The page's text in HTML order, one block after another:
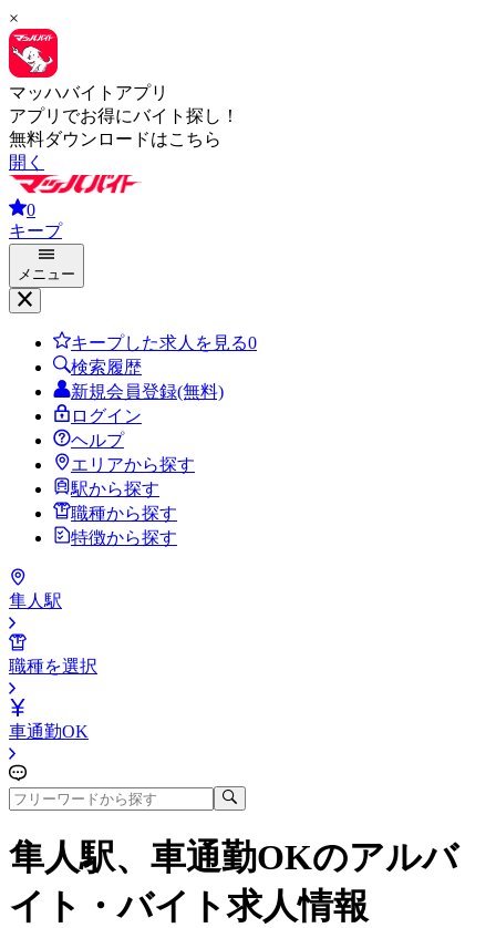
×
マッハバイトアプリ
アプリでお得にバイト探し！
無料ダウンロードはこちら
開く
0
キープ
メニュー
キープした求人を見る0
検索履歴
新規会員登録(無料)
ログイン
ヘルプ
エリアから探す
駅から探す
職種から探す
特徴から探す
隼人駅
職種を選択
車通勤OK
隼人駅、車通勤OKのアルバ
イト・バイト求人情報